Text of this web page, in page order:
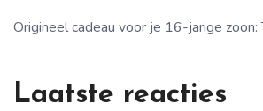
Origineel cadeau voor je 16-jarige zoon:
Laatste reacties